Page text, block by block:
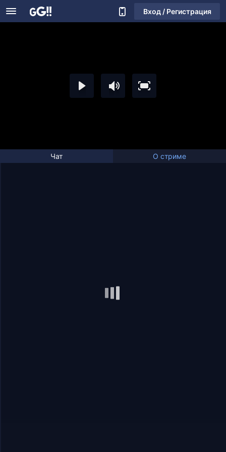
Вход / Регистрация
Чат О стриме